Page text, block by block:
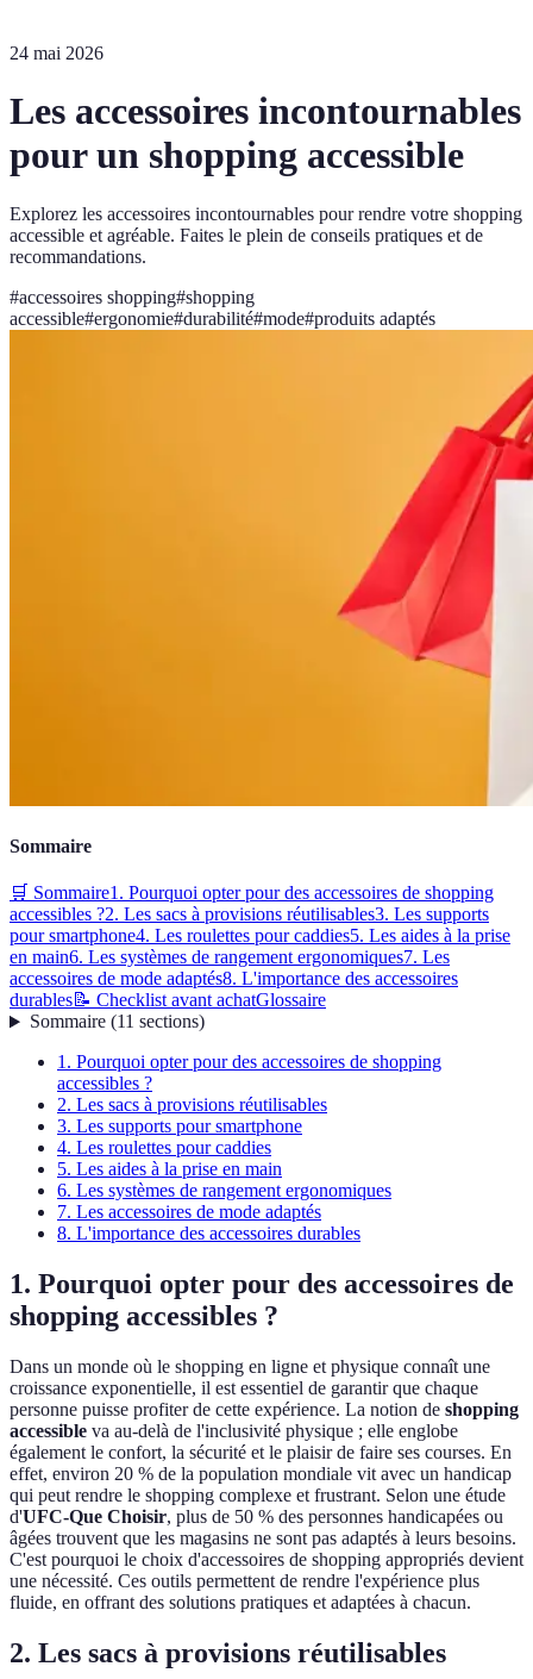
24 mai 2026
Les accessoires incontournables
pour un shopping accessible
Explorez les accessoires incontournables pour rendre votre shopping
accessible et agréable. Faites le plein de conseils pratiques et de
recommandations.
#accessoires shopping#shopping
accessible#ergonomie#durabilité#mode#produits adaptés
Sommaire
🛒 Sommaire1. Pourquoi opter pour des accessoires de shopping
accessibles ?2. Les sacs à provisions réutilisables3. Les supports
pour smartphone4. Les roulettes pour caddies5. Les aides à la prise
en main6. Les systèmes de rangement ergonomiques7. Les
accessoires de mode adaptés8. L'importance des accessoires
durables📝 Checklist avant achatGlossaire
Sommaire(11 sections)
1. Pourquoi opter pour des accessoires de shopping
accessibles ?
2. Les sacs à provisions réutilisables
3. Les supports pour smartphone
4. Les roulettes pour caddies
5. Les aides à la prise en main
6. Les systèmes de rangement ergonomiques
7. Les accessoires de mode adaptés
8. L'importance des accessoires durables
1. Pourquoi opter pour des accessoires de
shopping accessibles ?
Dans un monde où le shopping en ligne et physique connaît une
croissance exponentielle, il est essentiel de garantir que chaque
personne puisse profiter de cette expérience. La notion de shopping
accessible va au-delà de l'inclusivité physique ; elle englobe
également le confort, la sécurité et le plaisir de faire ses courses. En
effet, environ 20 % de la population mondiale vit avec un handicap
qui peut rendre le shopping complexe et frustrant. Selon une étude
d'UFC-Que Choisir, plus de 50 % des personnes handicapées ou
âgées trouvent que les magasins ne sont pas adaptés à leurs besoins.
C'est pourquoi le choix d'accessoires de shopping appropriés devient
une nécessité. Ces outils permettent de rendre l'expérience plus
fluide, en offrant des solutions pratiques et adaptées à chacun.
2. Les sacs à provisions réutilisables